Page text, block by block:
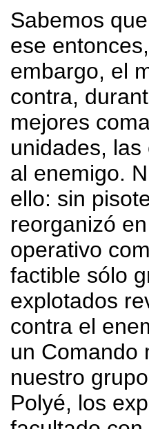
Sabemos
ese
embargo, el
contra,
mejores
unidades,
al enemigo.
ello: sin
reorganizó
operativo
factible sólo
explotados
contra el
un Comando
nuestro
Polyé, los